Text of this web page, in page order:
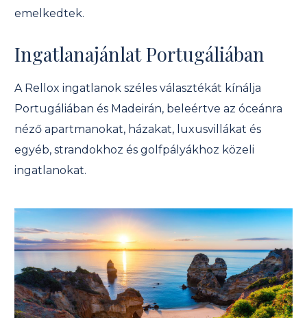
emelkedtek.
Ingatlanajánlat Portugáliában
A Rellox ingatlanok széles választékát kínálja
Portugáliában és Madeirán, beleértve az óceánra
néző apartmanokat, házakat, luxusvillákat és
egyéb, strandokhoz és golfpályákhoz közeli
ingatlanokat.